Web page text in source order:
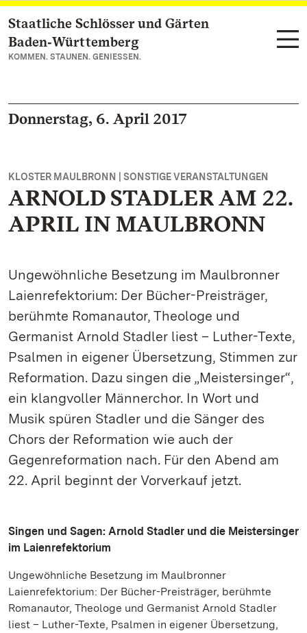
Zum Hauptinhalt springen
Staatliche Schlösser und Gärten
Baden‑Württemberg
KOMMEN. STAUNEN. GENIESSEN.
Donnerstag, 6. April 2017
KLOSTER MAULBRONN | SONSTIGE VERANSTALTUNGEN
ARNOLD STADLER AM 22.
APRIL IN MAULBRONN
Ungewöhnliche Besetzung im Maulbronner
Laienrefektorium: Der Bücher-Preisträger,
berühmte Romanautor, Theologe und
Germanist Arnold Stadler liest – Luther-Texte,
Psalmen in eigener Übersetzung, Stimmen zur
Reformation. Dazu singen die „Meistersinger“,
ein klangvoller Männerchor. In Wort und
Musik spüren Stadler und die Sänger des
Chors der Reformation wie auch der
Gegenreformation nach. Für den Abend am
22. April beginnt der Vorverkauf jetzt.
Singen und Sagen: Arnold Stadler und die Meistersinger
im Laienrefektorium
Ungewöhnliche Besetzung im Maulbronner
Laienrefektorium: Der Bücher-Preisträger, berühmte
Romanautor, Theologe und Germanist Arnold Stadler
liest – Luther-Texte, Psalmen in eigener Übersetzung,